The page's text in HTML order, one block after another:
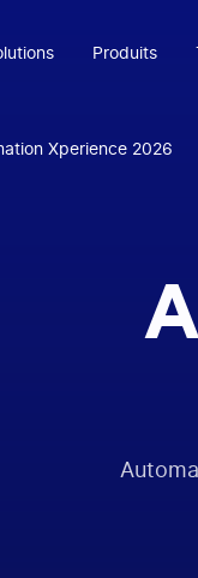
Produits
Xperience 2026